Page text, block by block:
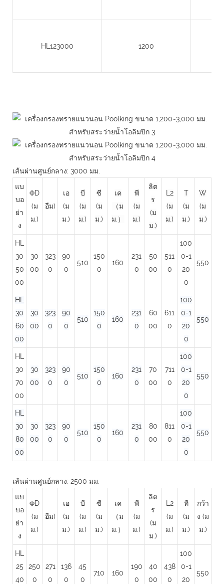
HL123000 1200
เส้นผ่านศูนย์กลาง: 3000 มม.
แบ
บอ
ย่า
ง
ΦD
(ม
ม.)
อืม)
เอ
(ม
ม.)
บี
(ม
ม.)
ซี
(ม
ม.)
เค
（ม
ม.）
พี
(ม
ม.)
ลิต
ร
(ม
ม.)
L2
(ม
ม.)
T
(ม
ม.)
W
(ม
ม.)
HL
30
50
00
30
00
323
0
90
0
510
150
0
160
231
0
50
00
511
0
100
0-1
20
0
550
HL
30
60
00
30
00
323
0
90
0
510
150
0
160
231
0
60
00
611
0
100
0-1
20
0
550
HL
30
70
00
30
00
323
0
90
0
510
150
0
160
231
0
70
00
711
0
100
0-1
20
0
550
HL
30
80
00
30
00
323
0
90
0
510
150
0
160
231
0
80
00
811
0
100
0-1
20
0
550
เส้นผ่านศูนย์กลาง: 2500 มม.
แบ
บอ
ย่า
ง
ΦD
(ม
ม.)
อืม)
เอ
(ม
ม.)
บี
(ม
ม.)
ซี
(ม
ม.)
เค
（ม
ม.）
พี
(ม
ม.)
ลิต
ร
(ม
ม.)
L2
(ม
ม.)
ที
(ม
ม.)
กว้า
ง (ม
ม.)
HL
25
40
250
0
271
0
136
0
45
0
710 160
190
0
40
00
438
0
100
0-1
20
550